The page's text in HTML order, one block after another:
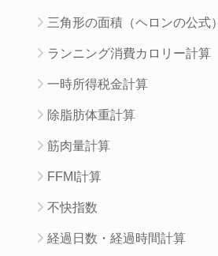
三角形の面積（ヘロンの公式）
ランニング消費カロリー計算
一時所得税金計算
除脂肪体重計算
筋肉量計算
FFMI計算
不快指数
経過日数・経過時間計算